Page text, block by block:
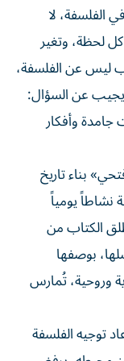
الفلسفة، لا
لحظة، وتغير
ليس عن الفلسفة،
يجيب عن السؤال:
وأفكار
بناء تاريخ
نشاطاً يومياً
الكتاب من
بوصفها
وروحية، تُمارس
توجيه الفلسفة